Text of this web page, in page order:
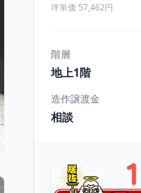
坪単価 57,462円
階層
地上1階
造作譲渡金
相談